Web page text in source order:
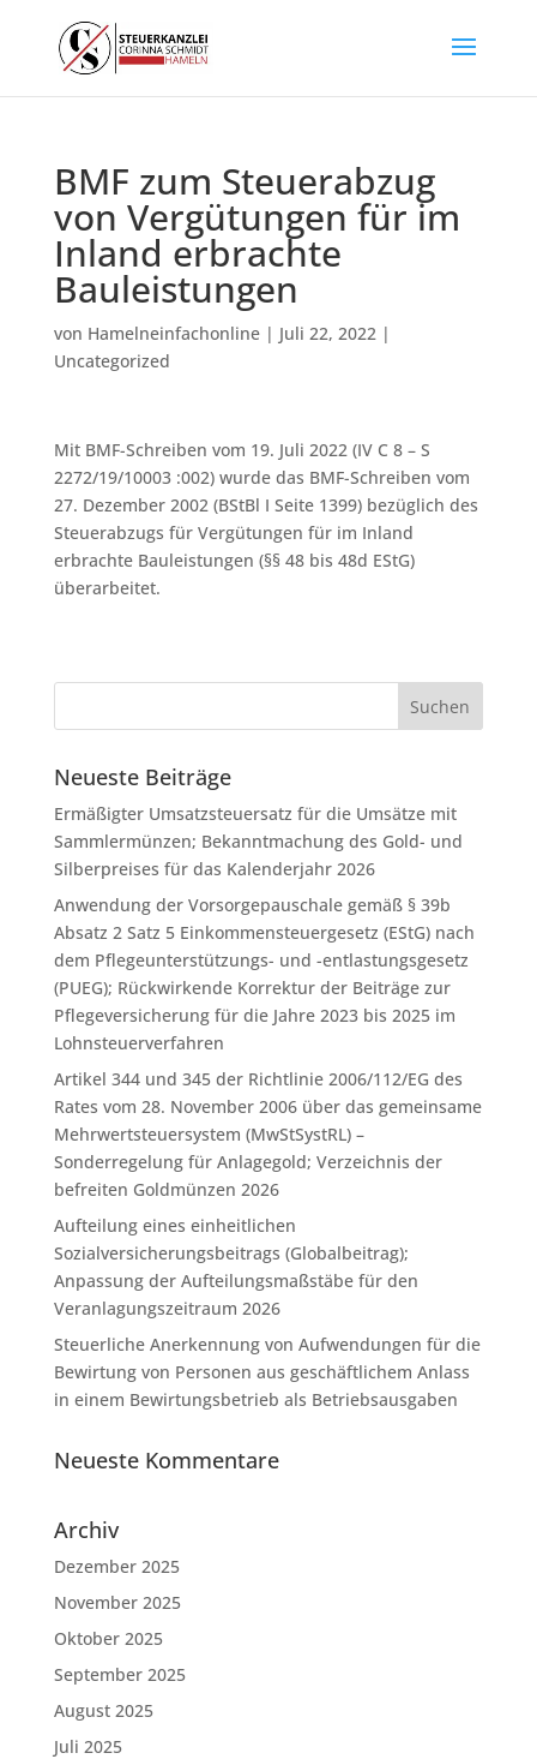
BMF zum Steuerabzug
von Vergütungen für im
Inland erbrachte
Bauleistungen
von Hamelneinfachonline| Juli 22, 2022|
Uncategorized
Mit BMF-Schreiben vom 19. Juli 2022 (IV C 8 – S
2272/19/10003 :002) wurde das BMF-Schreiben vom
27. Dezember 2002 (BStBl I Seite 1399) bezüglich des
Steuerabzugs für Vergütungen für im Inland
erbrachte Bauleistungen (§§ 48 bis 48d EStG)
überarbeitet.
Neueste Beiträge
Ermäßigter Umsatzsteuersatz für die Umsätze mit
Sammlermünzen; Bekanntmachung des Gold- und
Silberpreises für das Kalenderjahr 2026
Anwendung der Vorsorgepauschale gemäß § 39b
Absatz 2 Satz 5 Einkommensteuergesetz (EStG) nach
dem Pflegeunterstützungs- und -entlastungsgesetz
(PUEG); Rückwirkende Korrektur der Beiträge zur
Pflegeversicherung für die Jahre 2023 bis 2025 im
Lohnsteuerverfahren
Artikel 344 und 345 der Richtlinie 2006/112/EG des
Rates vom 28. November 2006 über das gemeinsame
Mehrwertsteuersystem (MwStSystRL) –
Sonderregelung für Anlagegold; Verzeichnis der
befreiten Goldmünzen 2026
Aufteilung eines einheitlichen
Sozialversicherungsbeitrags (Globalbeitrag);
Anpassung der Aufteilungsmaßstäbe für den
Veranlagungszeitraum 2026
Steuerliche Anerkennung von Aufwendungen für die
Bewirtung von Personen aus geschäftlichem Anlass
in einem Bewirtungsbetrieb als Betriebsausgaben
Neueste Kommentare
Archiv
Dezember 2025
November 2025
Oktober 2025
September 2025
August 2025
Juli 2025